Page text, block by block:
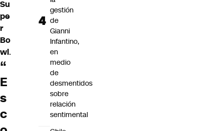
Su
pe
r
Bo
wl.
“
E
s
c
gestión
de
Gianni
Infantino,
en
medio
de
desmentidos
sobre
relación
sentimental